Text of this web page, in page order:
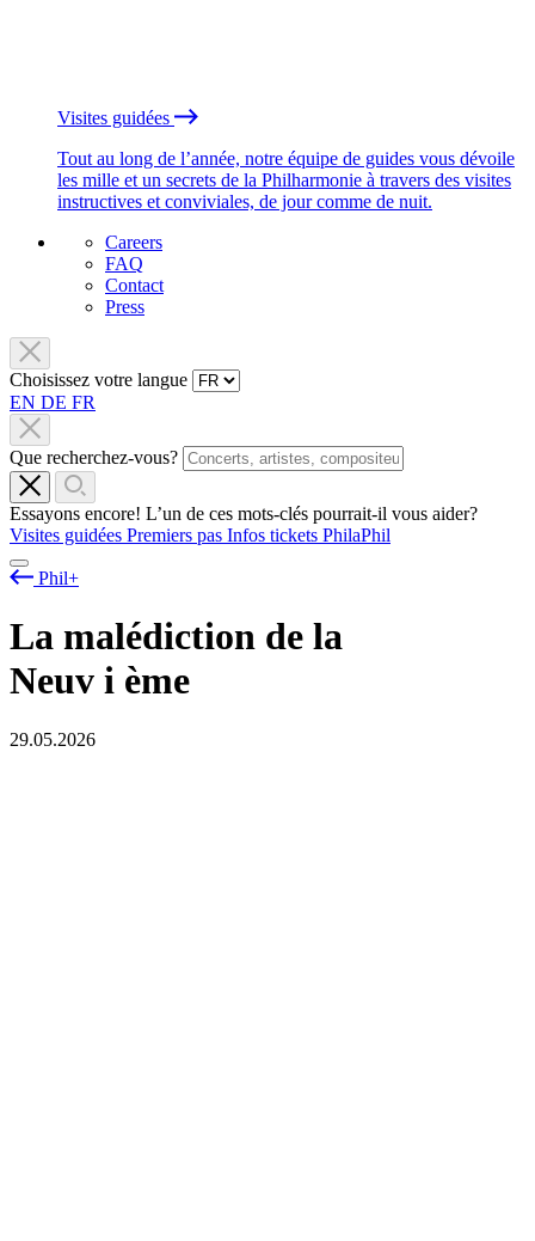
Visites guidées
Tout au long de l’année, notre équipe de guides vous dévoile
les mille et un secrets de la Philharmonie à travers des visites
instructives et conviviales, de jour comme de nuit.
Careers
FAQ
Contact
Press
Choisissez votre langue
EN DE FR
Que recherchez-vous?
Essayons encore! L’un de ces mots-clés pourrait-il vous aider?
Visites guidées Premiers pas Infos tickets PhilaPhil
Phil+
La malédiction de la
Neuv i ème
29.05.2026